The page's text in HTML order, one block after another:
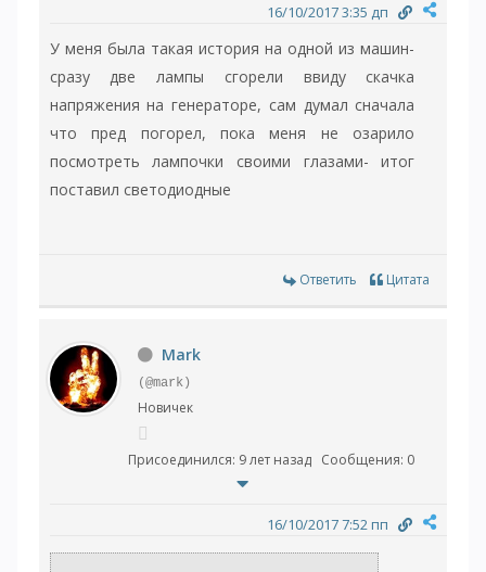
16/10/2017 3:35 дп
У меня была такая история на одной из машин-
сразу две лампы сгорели ввиду скачка
напряжения на генераторе, сам думал сначала
что пред погорел, пока меня не озарило
посмотреть лампочки своими глазами- итог
поставил светодиодные
Ответить Цитата
Mark
(@mark)
Новичек
Присоединился: 9 лет назад Сообщения: 0
16/10/2017 7:52 пп